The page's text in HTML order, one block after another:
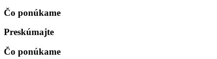
Čo ponúkame
Preskúmajte
Čo ponúkame